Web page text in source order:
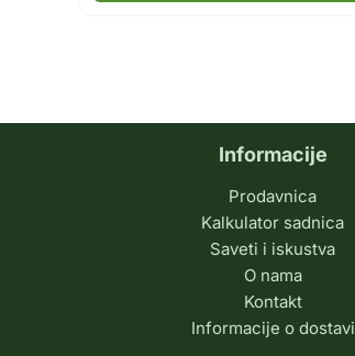
Informacije
Prodavnica
Kalkulator sadnica
Saveti i iskustva
O nama
Kontakt
Informacije o dostavi